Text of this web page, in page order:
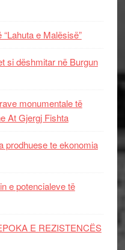
e Malësisë”
si dëshmitar në Burgun
monumentale të
At Gjergj Fishta
prodhuese te ekonomia
e potencialeve të
E REZISTENCЁS